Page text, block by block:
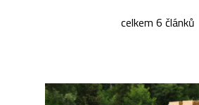
celkem 6 článků